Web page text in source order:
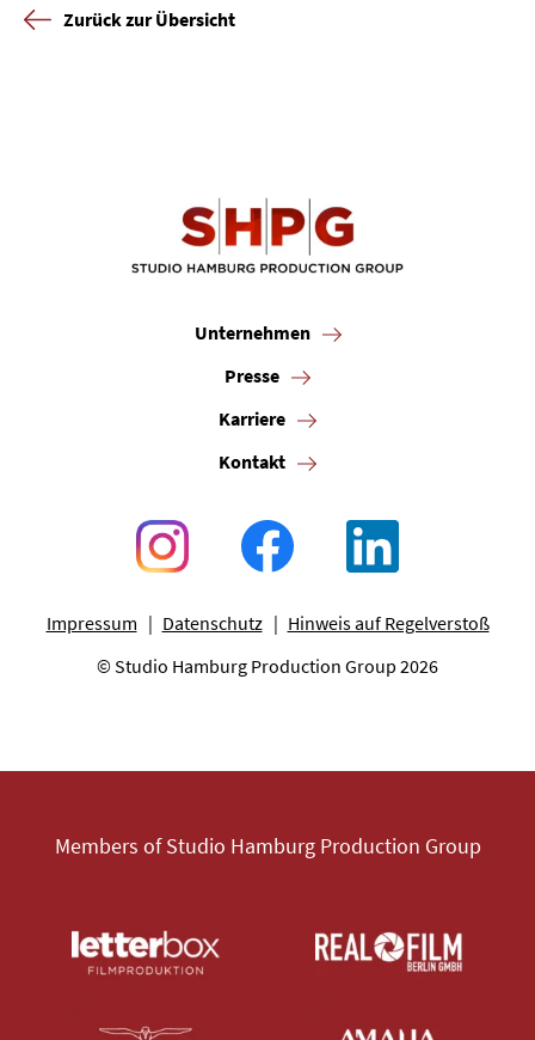
Zurück zur Übersicht
Unternehmen
Presse
Karriere
Kontakt
Impressum Datenschutz
Hinweis auf Regelverstoß
© Studio Hamburg Production Group 2026
Members of Studio Hamburg Production Group
Kontakt